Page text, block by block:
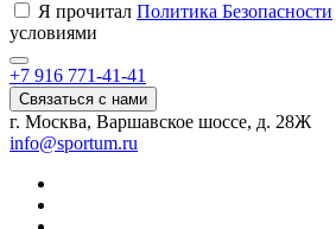
Я прочитал Политика Безопасности
условиями
+7 916 771-41-41
Связаться с нами
г. Москва, Варшавское шоссе, д. 28Ж
info@sportum.ru